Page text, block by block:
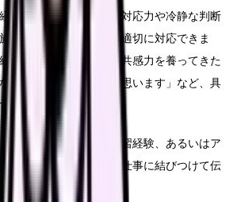
験であれば「緊急時の対応力や冷静な判断
術中の万一の事態にも適切に対応できま
験であれば「傾聴力や共感力を養ってきた
ニーズも汲み取れると思います」など、具
ることが効果的です。
、学生時代の学びや実習経験、あるいはア
た強みを美容看護師の仕事に結びつけて伝